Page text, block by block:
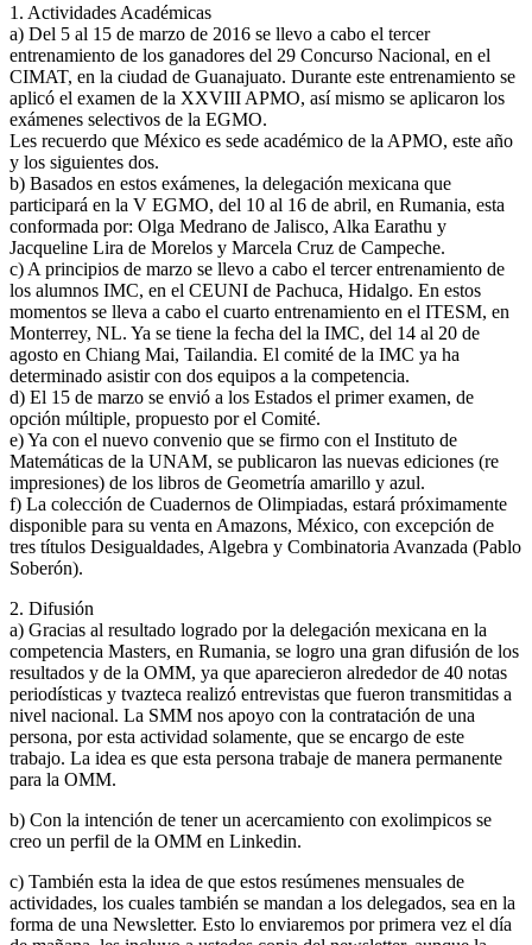
1. Actividades Académicas
a) Del 5 al 15 de marzo de 2016 se llevo a cabo el tercer
entrenamiento de los ganadores del 29 Concurso Nacional, en el
CIMAT, en la ciudad de Guanajuato. Durante este entrenamiento se
aplicó el examen de la XXVIII APMO, así mismo se aplicaron los
exámenes selectivos de la EGMO.
Les recuerdo que México es sede académico de la APMO, este año
y los siguientes dos.
b) Basados en estos exámenes, la delegación mexicana que
participará en la V EGMO, del 10 al 16 de abril, en Rumania, esta
conformada por: Olga Medrano de Jalisco, Alka Earathu y
Jacqueline Lira de Morelos y Marcela Cruz de Campeche.
c) A principios de marzo se llevo a cabo el tercer entrenamiento de
los alumnos IMC, en el CEUNI de Pachuca, Hidalgo. En estos
momentos se lleva a cabo el cuarto entrenamiento en el ITESM, en
Monterrey, NL. Ya se tiene la fecha del la IMC, del 14 al 20 de
agosto en Chiang Mai, Tailandia. El comité de la IMC ya ha
determinado asistir con dos equipos a la competencia.
d) El 15 de marzo se envió a los Estados el primer examen, de
opción múltiple, propuesto por el Comité.
e) Ya con el nuevo convenio que se firmo con el Instituto de
Matemáticas de la UNAM, se publicaron las nuevas ediciones (re
impresiones) de los libros de Geometría amarillo y azul.
f) La colección de Cuadernos de Olimpiadas, estará próximamente
disponible para su venta en Amazons, México, con excepción de
tres títulos Desigualdades, Algebra y Combinatoria Avanzada (Pablo
Soberón).
2. Difusión
a) Gracias al resultado logrado por la delegación mexicana en la
competencia Masters, en Rumania, se logro una gran difusión de los
resultados y de la OMM, ya que aparecieron alrededor de 40 notas
periodísticas y tvazteca realizó entrevistas que fueron transmitidas a
nivel nacional. La SMM nos apoyo con la contratación de una
persona, por esta actividad solamente, que se encargo de este
trabajo. La idea es que esta persona trabaje de manera permanente
para la OMM.
b) Con la intención de tener un acercamiento con exolimpicos se
creo un perfil de la OMM en Linkedin.
c) También esta la idea de que estos resúmenes mensuales de
actividades, los cuales también se mandan a los delegados, sea en la
forma de una Newsletter. Esto lo enviaremos por primera vez el día